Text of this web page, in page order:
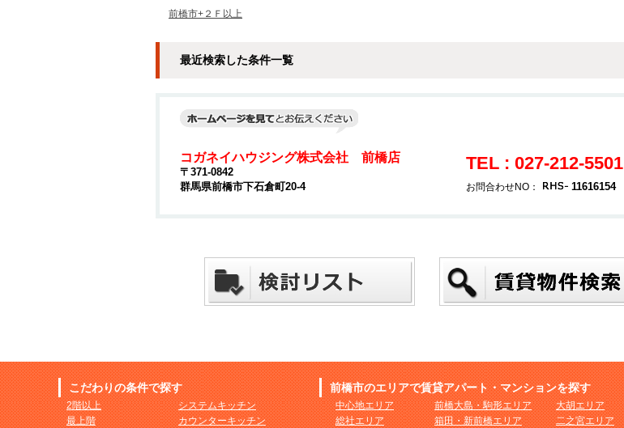
前橋市+２Ｆ以上
最近検索した条件一覧
コガネイハウジング株式会社 前橋店
〒371-0842
群馬県前橋市下石倉町20-4
TEL : 027-212-5501
お問合わせNO： 11616154
こだわりの条件で探す
2階以上
最上階
システムキッチン
カウンターキッチン
前橋市のエリアで賃貸アパート・マンションを探す
中心地エリア
総社エリア
前橋大島・駒形エリア
箱田・新前橋エリア
大胡エリア
二之宮エリア